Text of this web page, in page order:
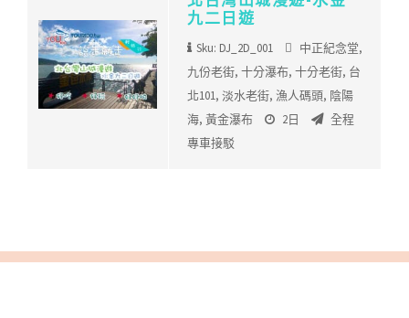
九二日遊
Sku: DJ_2D_001 中正紀念堂,
九份老街, 十分瀑布, 十分老街, 台
北101, 淡水老街, 漁人碼頭, 陰陽
海, 黃金瀑布 2日
全程
專車接駁